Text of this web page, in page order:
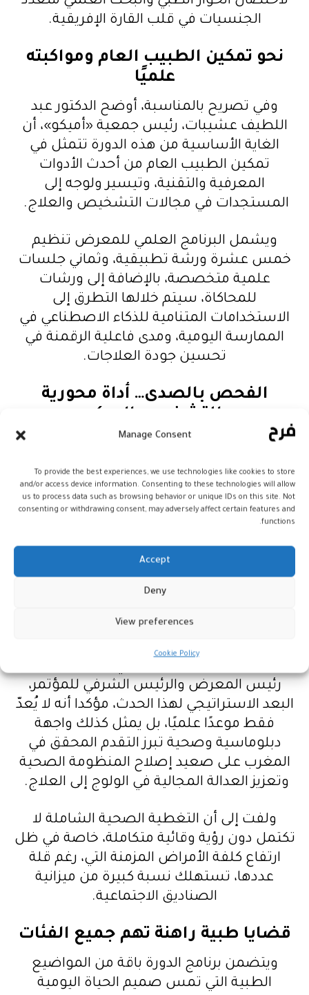
Manage Consent
To provide the best experiences, we use technologies like cookies to store
and/or access device information. Consenting to these technologies will allow
us to process data such as browsing behavior or unique IDs on this site. Not
consenting or withdrawing consent, may adversely affect certain features and
functions.
Accept
Deny
View preferences
Cookie Policy
الجنسيات في قلب القارة الإفريقية.
نحو تمكين الطبيب العام ومواكبته
علميًا
وفي تصريح بالمناسبة، أوضح الدكتور عبد
اللطيف عشيبات، رئيس جمعية «أميكو»، أن
الغاية الأساسية من هذه الدورة تتمثل في
تمكين الطبيب العام من أحدث الأدوات
المعرفية والتقنية، وتيسير ولوجه إلى
المستجدات في مجالات التشخيص والعلاج.
ويشمل البرنامج العلمي للمعرض تنظيم
خمس عشرة ورشة تطبيقية، وثماني جلسات
علمية متخصصة، بالإضافة إلى ورشات
للمحاكاة، سيتم خلالها التطرق إلى
الاستخدامات المتنامية للذكاء الاصطناعي في
الممارسة اليومية، ومدى فاعلية الرقمنة في
تحسين جودة العلاجات.
الفحص بالصدى… أداة محورية
ومن أبرز محاور الدورة الحالية تسليط الضوء
على الفحص بالصدى (Échographie) كوسيلة
تشخيصية مركزية، حيث شدد الدكتور عشيبات
على ضرورة تعميم هذه الممارسة وتطوير
كفاءات الأطباء في استعمالها، بالنظر إلى ما
توفره من دقة وسرعة في اكتشاف الحالات
المرضية، مما ينعكس مباشرة على نجاعة
العلاج وسرعة التدخل.
الصحة والعدالة المجالية في صلب
رئيس المعرض والرئيس الشرفي للمؤتمر،
البعد الاستراتيجي لهذا الحدث، مؤكدا أنه لا يُعدّ
فقط موعدًا علميًا، بل يمثل كذلك واجهة
دبلوماسية وصحية تبرز التقدم المحقق في
المغرب على صعيد إصلاح المنظومة الصحية
وتعزيز العدالة المجالية في الولوج إلى العلاج.
ولفت إلى أن التغطية الصحية الشاملة لا
تكتمل دون رؤية وقائية متكاملة، خاصة في ظل
ارتفاع كلفة الأمراض المزمنة التي، رغم قلة
عددها، تستهلك نسبة كبيرة من ميزانية
الصناديق الاجتماعية.
قضايا طبية راهنة تهم جميع الفئات
ويتضمن برنامج الدورة باقة من المواضيع
الطبية التي تمس صميم الحياة اليومية